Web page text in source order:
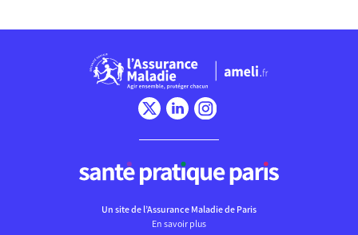
Un site de l’Assurance Maladie de Paris
En savoir plus